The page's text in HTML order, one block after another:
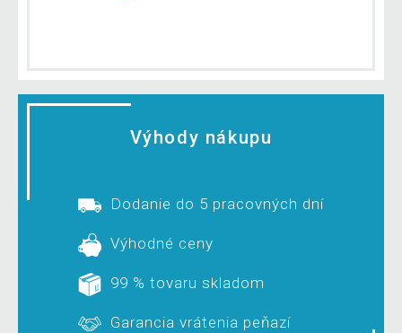
Výhody nákupu
Dodanie do 5 pracovných dní
Výhodné ceny
99 % tovaru skladom
Garancia vrátenia peňazí